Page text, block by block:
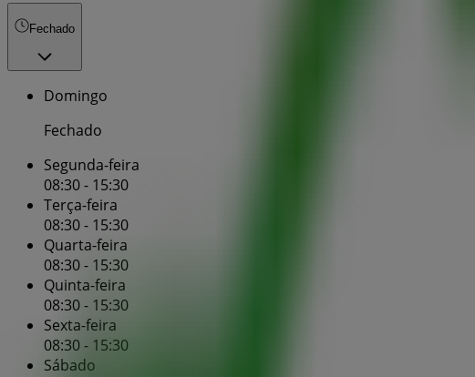
Fechado
Domingo
Fechado
Segunda-feira
08:30 - 15:30
Terça-feira
08:30 - 15:30
Quarta-feira
08:30 - 15:30
Quinta-feira
08:30 - 15:30
Sexta-feira
08:30 - 15:30
Sábado